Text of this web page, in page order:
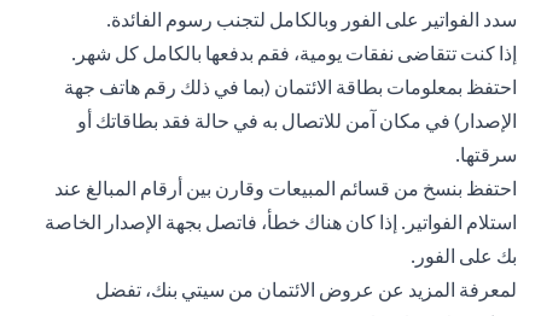
سدد الفواتير على الفور وبالكامل لتجنب رسوم الفائدة.
إذا كنت تتقاضى نفقات يومية، فقم بدفعها بالكامل كل شهر.
احتفظ بمعلومات بطاقة الائتمان (بما في ذلك رقم هاتف جهة
الإصدار) في مكان آمن للاتصال به في حالة فقد بطاقاتك أو
سرقتها.
احتفظ بنسخ من قسائم المبيعات وقارن بين أرقام المبالغ عند
استلام الفواتير. إذا كان هناك خطأ، فاتصل بجهة الإصدار الخاصة
بك على الفور.
لمعرفة المزيد عن عروض الائتمان من سيتي بنك، تفضل